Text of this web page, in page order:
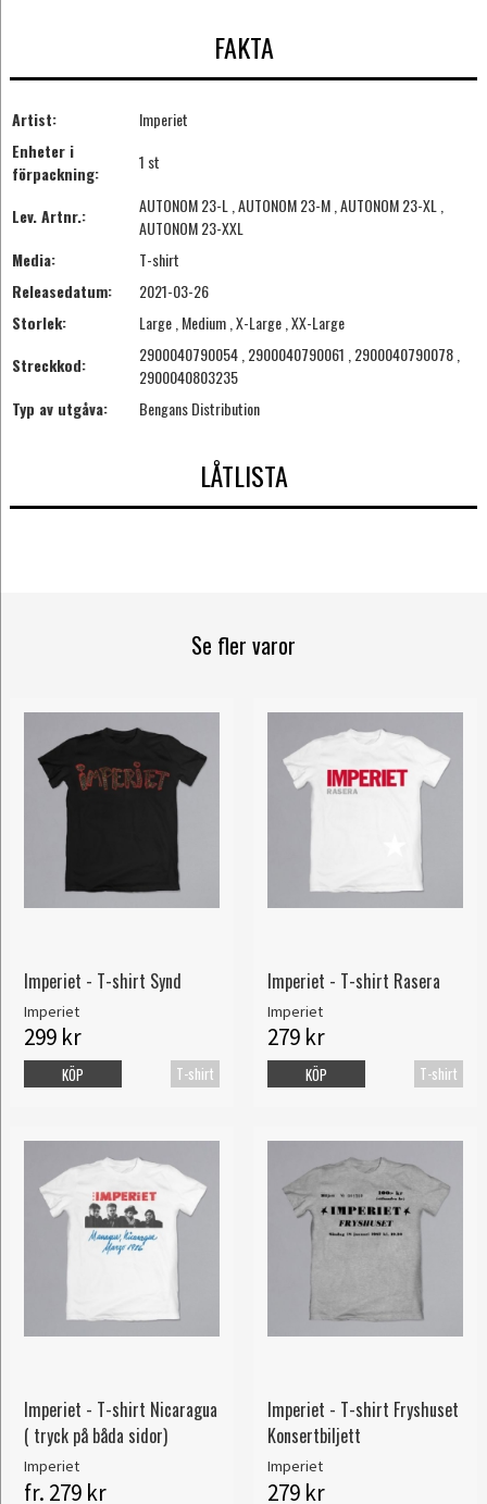
FAKTA
Artist:
Imperiet
Enheter i
förpackning:
1 st
Lev. Artnr.:
AUTONOM 23-L , AUTONOM 23-M , AUTONOM 23-XL ,
AUTONOM 23-XXL
Media:
T-shirt
Releasedatum:
2021-03-26
Storlek:
Large , Medium , X-Large , XX-Large
Streckkod:
2900040790054 , 2900040790061 , 2900040790078 ,
2900040803235
Typ av utgåva:
Bengans Distribution
LÅTLISTA
Se fler varor
Imperiet - T-shirt Synd
Imperiet
299 kr
T-shirt
KÖP
Imperiet - T-shirt Rasera
Imperiet
279 kr
T-shirt
KÖP
Imperiet - T-shirt Nicaragua
( tryck på båda sidor)
Imperiet
fr. 279 kr
Imperiet - T-shirt Fryshuset
Konsertbiljett
Imperiet
279 kr